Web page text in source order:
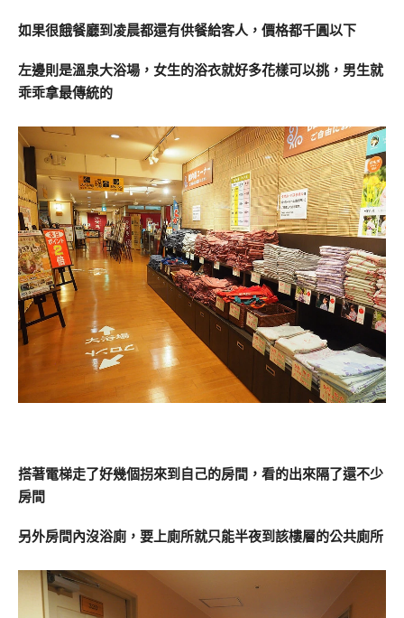
如果很餓餐廳到凌晨都還有供餐給客人，價格都千圓以下
左邊則是溫泉大浴場，女生的浴衣就好多花樣可以挑，男生就
乖乖拿最傳統的
搭著電梯走了好幾個拐來到自己的房間，看的出來隔了還不少
房間
另外房間內沒浴廁，要上廁所就只能半夜到該樓層的公共廁所